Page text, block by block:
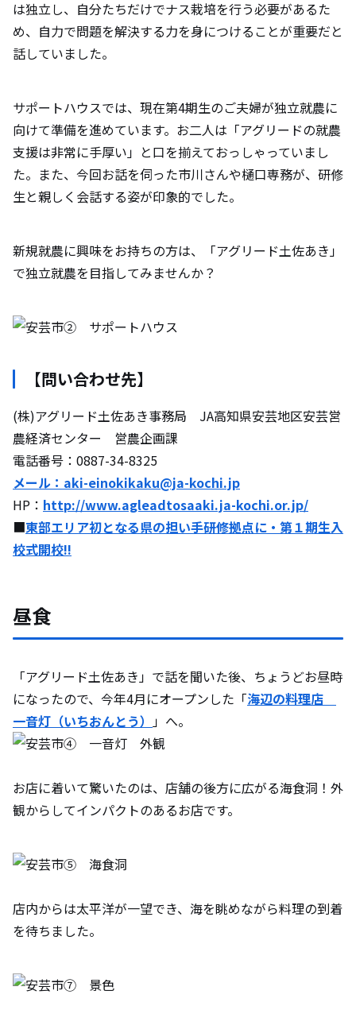
は独立し、自分たちだけでナス栽培を行う必要があるた
め、自力で問題を解決する力を身につけることが重要だと
話していました。
サポートハウスでは、現在第4期生のご夫婦が独立就農に
向けて準備を進めています。お二人は「アグリードの就農
支援は非常に手厚い」と口を揃えておっしゃっていまし
た。また、今回お話を伺った市川さんや樋口専務が、研修
生と親しく会話する姿が印象的でした。
新規就農に興味をお持ちの方は、「アグリード土佐あき」
で独立就農を目指してみませんか？
【問い合わせ先】
(株)アグリード土佐あき事務局 JA高知県安芸地区安芸営
農経済センター 営農企画課
電話番号：0887-34-8325
メール：aki-einokikaku@ja-kochi.jp
HP： http://www.agleadtosaaki.ja-kochi.or.jp/
■東部エリア初となる県の担い手研修拠点に・第１期生入
校式開校‼
昼食
「アグリード土佐あき」で話を聞いた後、ちょうどお昼時
になったので、今年4月にオープンした「海辺の料理店
一音灯（いちおんとう）
」へ。
お店に着いて驚いたのは、店舗の後方に広がる海食洞！外
観からしてインパクトのあるお店です。
店内からは太平洋が一望でき、海を眺めながら料理の到着
を待ちました。